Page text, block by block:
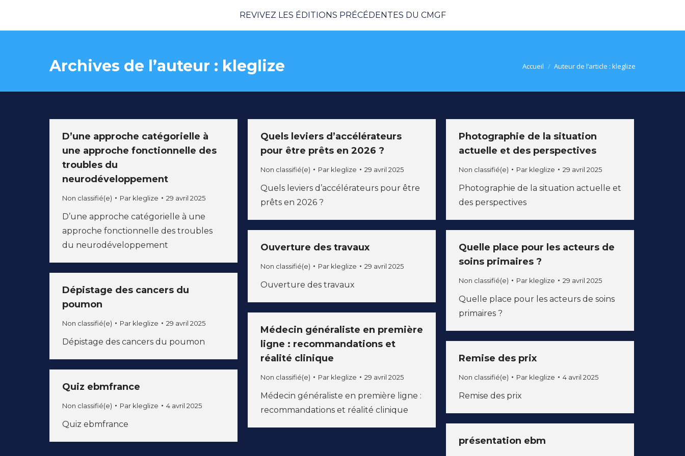
REVIVEZ LES ÉDITIONS PRÉCÉDENTES DU CMGF
Archives de l’auteur : kleglize Vous êtes ici :
Accueil Auteur de l’article : kleglize
D’une approche catégorielle à
une approche fonctionnelle des
troubles du
neurodéveloppement
Non classifié(e) Par kleglize 29 avril 2025
D’une approche catégorielle à une
approche fonctionnelle des troubles
du neurodéveloppement
Quels leviers d’accélérateurs
pour être prêts en 2026 ?
Non classifié(e) Par kleglize 29 avril 2025
Quels leviers d’accélérateurs pour être
prêts en 2026 ?
Photographie de la situation
actuelle et des perspectives
Non classifié(e) Par kleglize 29 avril 2025
Photographie de la situation actuelle et
des perspectives
Ouverture des travaux
Non classifié(e) Par kleglize 29 avril 2025
Ouverture des travaux
Quelle place pour les acteurs de
soins primaires ?
Non classifié(e) Par kleglize 29 avril 2025
Quelle place pour les acteurs de soins
primaires ?
Dépistage des cancers du
poumon
Non classifié(e) Par kleglize 29 avril 2025
Dépistage des cancers du poumon
Médecin généraliste en première
ligne : recommandations et
réalité clinique
Non classifié(e) Par kleglize 29 avril 2025
Médecin généraliste en première ligne :
recommandations et réalité clinique
Remise des prix
Non classifié(e) Par kleglize 4 avril 2025
Remise des prix
Quiz ebmfrance
Non classifié(e) Par kleglize 4 avril 2025
Quiz ebmfrance
présentation ebm